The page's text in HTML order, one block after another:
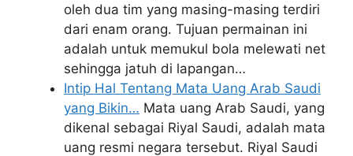
oleh dua tim yang masing-masing terdiri
dari enam orang. Tujuan permainan ini
adalah untuk memukul bola melewati net
sehingga jatuh di lapangan…
Intip Hal Tentang Mata Uang Arab Saudi
yang Bikin… Mata uang Arab Saudi, yang
dikenal sebagai Riyal Saudi, adalah mata
uang resmi negara tersebut. Riyal Saudi